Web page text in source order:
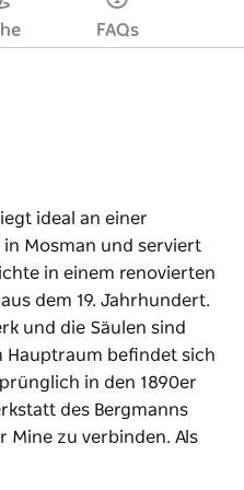
FAQs
ideal an einer
Mosman und serviert
in einem renovierten
dem 19. Jahrhundert.
und die Säulen sind
Hauptraum befindet sich
in den 1890er
des Bergmanns
Mine zu verbinden. Als